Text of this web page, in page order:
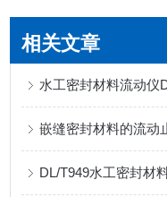
相关文章
水工密封材料流动仪
嵌缝密封材料的流动